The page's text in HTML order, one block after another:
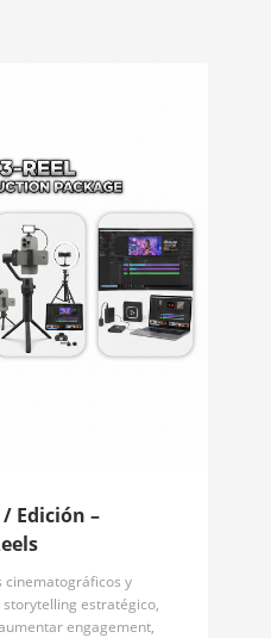
Edición –
cinematográficos y
estratégico,
engagement,